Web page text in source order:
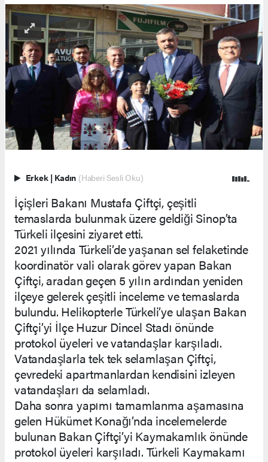
Erkek | Kadın (Haberi Sesli Oku)
İçişleri Bakanı Mustafa Çiftçi, çeşitli
temaslarda bulunmak üzere geldiği Sinop’ta
Türkeli ilçesini ziyaret etti.
2021 yılında Türkeli’de yaşanan sel felaketinde
koordinatör vali olarak görev yapan Bakan
Çiftçi, aradan geçen 5 yılın ardından yeniden
ilçeye gelerek çeşitli inceleme ve temaslarda
bulundu. Helikopterle Türkeli’ye ulaşan Bakan
Çiftçi’yi İlçe Huzur Dincel Stadı önünde
protokol üyeleri ve vatandaşlar karşıladı.
Vatandaşlarla tek tek selamlaşan Çiftçi,
çevredeki apartmanlardan kendisini izleyen
vatandaşları da selamladı.
Daha sonra yapımı tamamlanma aşamasına
gelen Hükümet Konağı’nda incelemelerde
bulunan Bakan Çiftçi’yi Kaymakamlık önünde
protokol üyeleri karşıladı. Türkeli Kaymakamı